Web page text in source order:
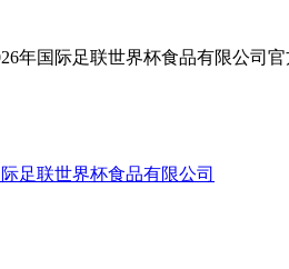
年国际足联世界杯食品有限公司官